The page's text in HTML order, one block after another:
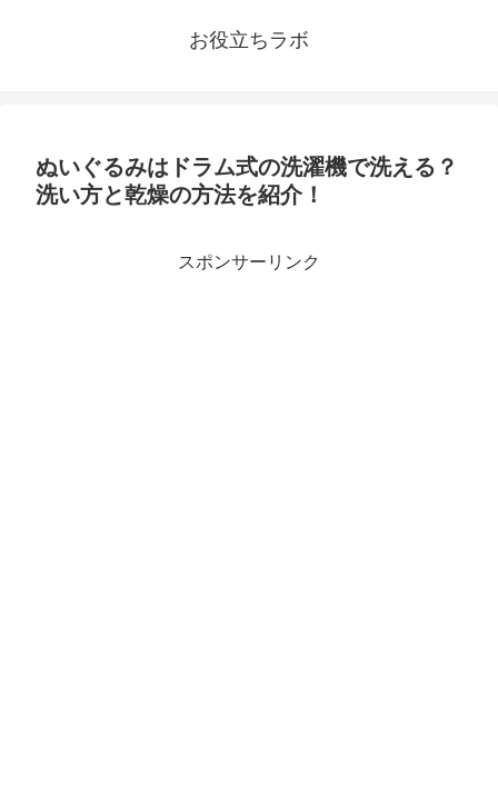
お役立ちラボ
ぬいぐるみはドラム式の洗濯機で洗える？
洗い方と乾燥の方法を紹介！
スポンサーリンク